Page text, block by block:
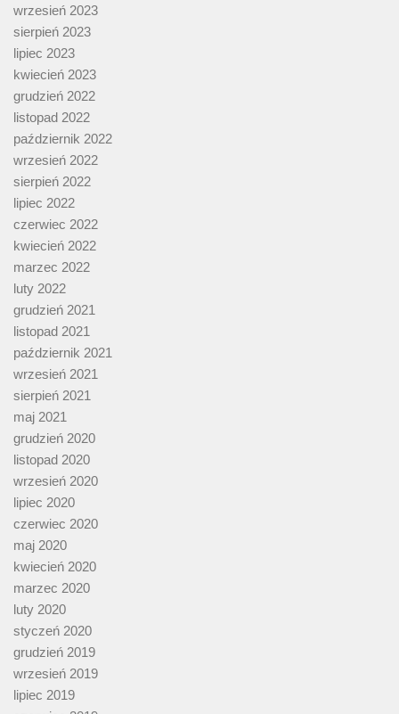
wrzesień 2023
sierpień 2023
lipiec 2023
kwiecień 2023
grudzień 2022
listopad 2022
październik 2022
wrzesień 2022
sierpień 2022
lipiec 2022
czerwiec 2022
kwiecień 2022
marzec 2022
luty 2022
grudzień 2021
listopad 2021
październik 2021
wrzesień 2021
sierpień 2021
maj 2021
grudzień 2020
listopad 2020
wrzesień 2020
lipiec 2020
czerwiec 2020
maj 2020
kwiecień 2020
marzec 2020
luty 2020
styczeń 2020
grudzień 2019
wrzesień 2019
lipiec 2019